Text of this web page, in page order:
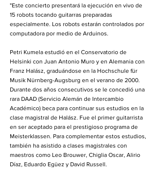
"Este concierto presentará la ejecución en vivo de
15 robots tocando guitarras preparadas
especialmente. Los robots estarán controlados por
computadora por medio de Arduinos.
Petri Kumela estudió en el Conservatorio de
Helsinki con Juan Antonio Muro y en Alemania con
Franz Halász, graduándose en la Hochschule für
Musik Nürnberg-Augsburg en el verano de 2000.
Durante dos años consecutivos se le concedió una
rara DAAD (Servicio Alemán de Intercambio
Académico) beca para continuar sus estudios en la
clase magistral de Halász. Fue el primer guitarrista
en ser aceptado para el prestigioso programa de
Meisterklassen. Para complementar estos estudios,
también ha asistido a clases magistrales con
maestros como Leo Brouwer, Chiglia Oscar, Alirio
Díaz, Eduardo Egüez y David Russell.